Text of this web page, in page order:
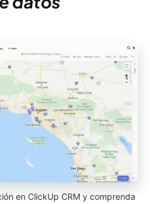
en ClickUp CRM y comprenda